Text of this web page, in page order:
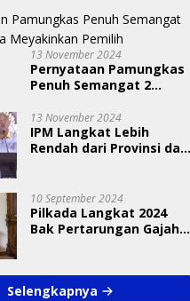
13 November 2024
Pernyataan Pamungkas
Penuh Semangat 2
Pemilih
13 November 2024
IPM Langkat Lebih
Rendah dari Provinsi dan
10 September 2024
Pilkada Langkat 2024
Bak Pertarungan Gajah
Selengkapnya